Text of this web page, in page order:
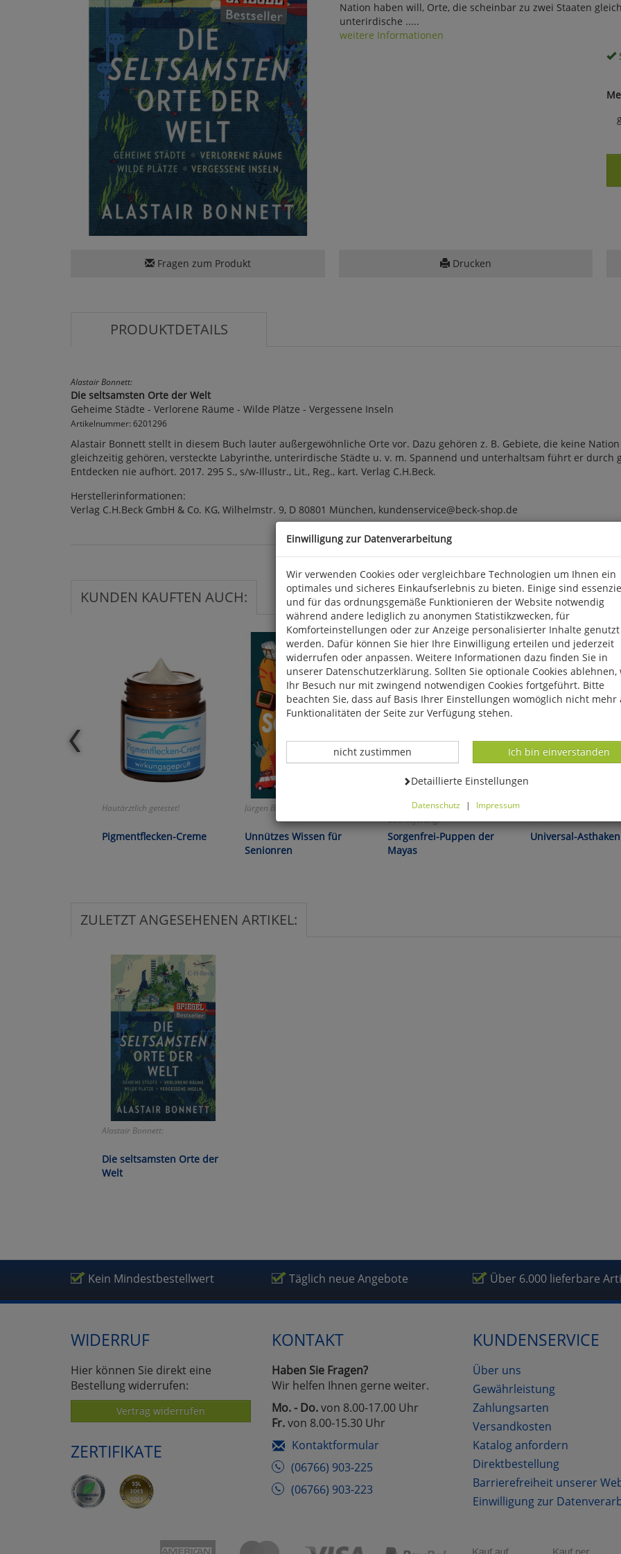
Nation haben will, Orte, die scheinbar zu zwei Staaten
unterirdische .....
weitere Informationen
Fragen zum Produkt Drucken
PRODUKTDETAILS
Alastair Bonnett:
Die seltsamsten Orte der Welt
Geheime Städte - Verlorene Räume - Wilde Plätze - Vergessene Inseln
Artikelnummer: 6201296
Alastair Bonnett stellt in diesem Buch lauter außergewöhnliche Orte vor. Dazu gehören z. B. Gebiete, die keine
gleichzeitig gehören, versteckte Labyrinthe, unterirdische Städte u. v. m. Spannend und unterhaltsam führt er durch
Entdecken nie aufhört. 2017. 295 S., s/w-Illustr., Lit., Reg., kart. Verlag C.H.Beck.
Herstellerinformationen:
Verlag C.H.Beck GmbH & Co. KG, Wilhelmstr. 9, D 80801 München, kundenservice@beck-shop.de
KUNDEN KAUFTEN AUCH:
Hautärztlich getestet!
Pigmentflecken-Creme
Jürgen Brater:
Unnützes Wissen für
Senionren
Das Geheimnis alter
Überlieferung!
Sorgenfrei-Puppen der
Mayas
Universal-Asthaken
ZULETZT ANGESEHENEN ARTIKEL:
Alastair Bonnett:
Die seltsamsten Orte der
Welt
Kein Mindestbestellwert Täglich neue Angebote Über 6.000 lieferbare
WIDERRUF
Hier können Sie direkt eine
Bestellung widerrufen:
Vertrag widerrufen
ZERTIFIKATE
KONTAKT
Haben Sie Fragen?
Wir helfen Ihnen gerne weiter.
Mo. - Do.von 8.00-17.00 Uhr
Fr.von 8.00-15.30 Uhr
Kontaktformular
(06766) 903-225
(06766) 903-223
KUNDENSERVICE
Über uns
Gewährleistung
Zahlungsarten
Versandkosten
Katalog anfordern
Direktbestellung
Barrierefreiheit unserer
Einwilligung zur
Einwilligung zur Datenverarbeitung
Wir verwenden Cookies oder vergleichbare Technologien um Ihnen ein
optimales und sicheres Einkaufserlebnis zu bieten. Einige sind
und für das ordnungsgemäße Funktionieren der Website notwendig
während andere lediglich zu anonymen Statistikzwecken, für
Komforteinstellungen oder zur Anzeige personalisierter Inhalte genutzt
werden. Dafür können Sie hier Ihre Einwilligung erteilen und jederzeit
widerrufen oder anpassen. Weitere Informationen dazu finden Sie in
unserer Datenschutzerklärung. Sollten Sie optionale Cookies ablehnen,
Ihr Besuch nur mit zwingend notwendigen Cookies fortgeführt. Bitte
beachten Sie, dass auf Basis Ihrer Einstellungen womöglich nicht mehr
Funktionalitäten der Seite zur Verfügung stehen.
Datenverarbeitung -
Ich bin einverstanden
Datenverarbeitung -
nicht zustimmen
Datenverarbeitung -
Detaillierte Einstellungen
Datenschutz | Impressum
Cookies ablehnen, wird Ihr Besuch nur mit zwingend notwendigen
fortgeführt. Bitte beachten Sie, dass auf Basis Ihrer Einstellungen
nicht mehr alle Funktionalitäten der Seite zur Verfügung stehen.